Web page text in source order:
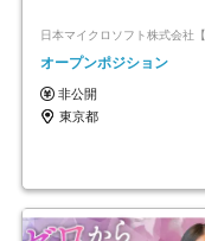
オープンポジション
非公開
東京都